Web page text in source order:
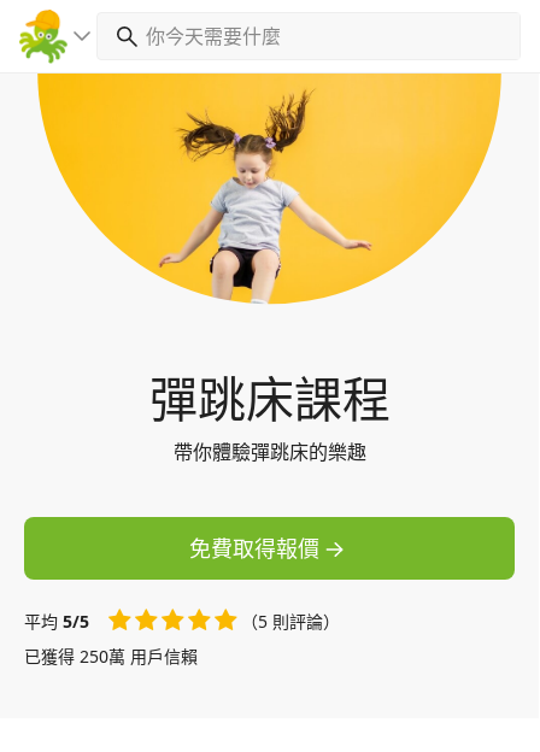
彈跳床課程
帶你體驗彈跳床的樂趣
免費取得報價
平均 5/5
（5 則評論）
已獲得 250萬 用戶信賴